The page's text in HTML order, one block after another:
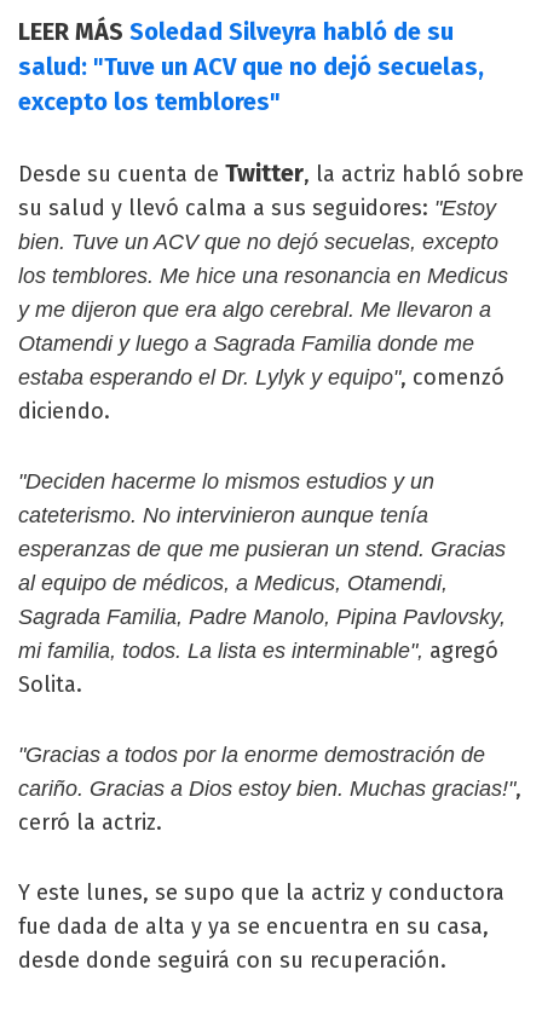
LEER MÁS Soledad Silveyra habló de su
salud: "Tuve un ACV que no dejó secuelas,
excepto los temblores"
Desde su cuenta de Twitter, la actriz habló sobre
su salud y llevó calma a sus seguidores: "Estoy
bien. Tuve un ACV que no dejó secuelas, excepto
los temblores. Me hice una resonancia en Medicus
y me dijeron que era algo cerebral. Me llevaron a
Otamendi y luego a Sagrada Familia donde me
estaba esperando el Dr. Lylyk y equipo", comenzó
diciendo.
"Deciden hacerme lo mismos estudios y un
cateterismo. No intervinieron aunque tenía
esperanzas de que me pusieran un stend. Gracias
al equipo de médicos, a Medicus, Otamendi,
Sagrada Familia, Padre Manolo, Pipina Pavlovsky,
mi familia, todos. La lista es interminable", agregó
Solita.
"Gracias a todos por la enorme demostración de
cariño. Gracias a Dios estoy bien. Muchas gracias!",
cerró la actriz.
Y este lunes, se supo que la actriz y conductora
fue dada de alta y ya se encuentra en su casa,
desde donde seguirá con su recuperación.